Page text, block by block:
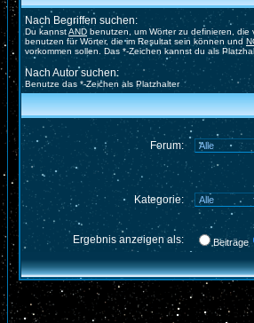
Nach Begriffen suchen:
Du kannstAND benutzen, um Wörter zu definieren, die
benutzen für Wörter, die im Resultat sein können und
vorkommen sollen. Das *-Zeichen kannst du als
Nach Autor suchen:
Benutze das *-Zeichen als Platzhalter
Forum:
Kategorie:
Ergebnis anzeigen als: Beiträge